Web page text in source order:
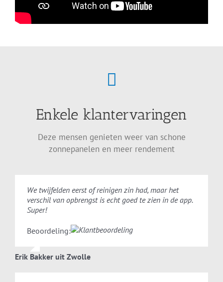
Enkele klantervaringen
Deze mensen genieten weer van schone
zonnepanelen en meer rendement
We twijfelden eerst of reinigen zin had, maar het
verschil van opbrengst is echt goed te zien in de app.
Super!
Beoordeling:
Erik Bakker uit Zwolle